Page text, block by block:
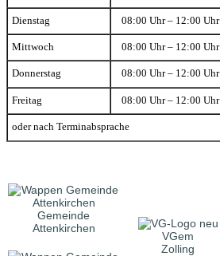
Dienstag 08:00 Uhr – 12:00 Uhr
Mittwoch 08:00 Uhr – 12:00 Uhr
Donnerstag 08:00 Uhr – 12:00 Uhr
Freitag 08:00 Uhr – 12:00 Uhr
oder nach Terminabsprache
Gemeinde
Attenkirchen
VGem
Zolling